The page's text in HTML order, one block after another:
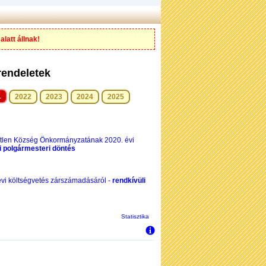
állnak!
2022 2023 2024 2025
Község Önkormányzatának 2020. évi
polgármesteri döntés
költségvetés zárszámadásáról - rendkívüli
Statisztika